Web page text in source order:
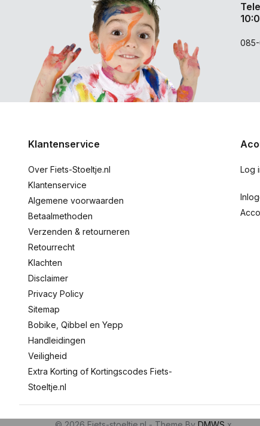
Klantenservice
Over Fiets-Stoeltje.nl
Klantenservice
Algemene voorwaarden
Betaalmethoden
Verzenden & retourneren
Retourrecht
Klachten
Disclaimer
Privacy Policy
Sitemap
Bobike, Qibbel en Yepp
Handleidingen
Veiligheid
Extra Korting of Kortingscodes Fiets-
Stoeltje.nl
Log